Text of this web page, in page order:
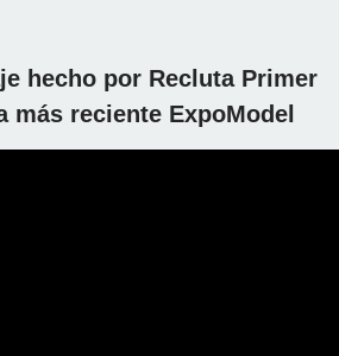
hecho por Recluta Primer
más reciente ExpoModel